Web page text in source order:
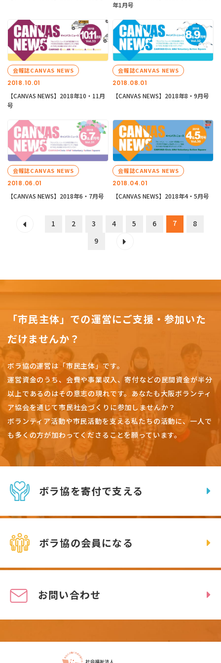
年1月号
2018.10.01
会報誌CANVAS NEWS
【CANVAS NEWS】2018年10・11月
号
2018.08.01
会報誌CANVAS NEWS
【CANVAS NEWS】2018年8・9月号
2018.06.01
会報誌CANVAS NEWS
【CANVAS NEWS】2018年6・7月号
2018.04.01
会報誌CANVAS NEWS
【CANVAS NEWS】2018年4・5月号
1 2 3 4 5 6 7
8
9
「市民主体」での運営にご支援・参加いた
だけませんか？
ボラ協の運営は「市民主体」です。
運営資金のうち、会費や事業収入、寄付などの民間資金が半分
以上であるのはその意志の現れです。 あなたも大阪ボランティ
ア協会を通じて市民社会づくりに参加しませんか？
ボランティア活動や市民活動を支える私たちの活動に、一人で
も多くの方が加わってくださることを願っています。
ボラ協を寄付で支える
ボラ協の会員になる
お問い合わせ